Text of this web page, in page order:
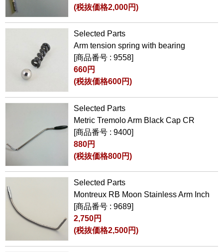
(税抜価格2,000円)
Selected Parts
Arm tension spring with bearing
[商品番号 : 9558]
660円
(税抜価格600円)
Selected Parts
Metric Tremolo Arm Black Cap CR
[商品番号 : 9400]
880円
(税抜価格800円)
Selected Parts
Montreux RB Moon Stainless Arm Inch
[商品番号 : 9689]
2,750円
(税抜価格2,500円)